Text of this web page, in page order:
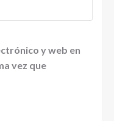
y web en
vez que